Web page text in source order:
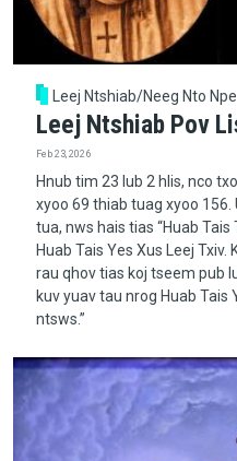
Leej Ntshiab/Neeg Nto Npe
Leej Ntshiab Pov
Feb 23, 2026
Hnub tim 23 lub 2 hlis, nco
xyoo 69 thiab tuag xyoo 156.
tua, nws hais tias “Huab Tais
Huab Tais Yes Xus Leej
rau qhov tias koj tseem pub
kuv yuav tau nrog Huab Tais
ntsws.”